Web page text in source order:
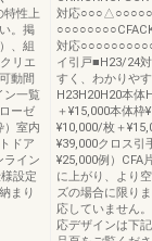
性上
。掲
、組
リエ
動間
ン一覧
ーゼ
）室内
ドア
ライン
設定
まり
対応
対応
イ引戸■H23/24
すく、わかりや
H23H20H20本体
＋¥15,000本体枠
¥10,000/枚＋
¥39,000クロス引
¥25,000例）CFA
に上がり、より
ズの場合に限り
応していません
応デザインは下